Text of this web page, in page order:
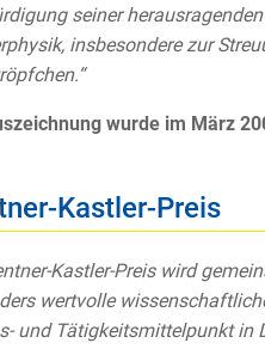
seiner
insbesondere zur
wurde im März
Kastler-Preis
Kastler-Preis wird
wertvolle
und Tätigkeitsmittelpunkt in